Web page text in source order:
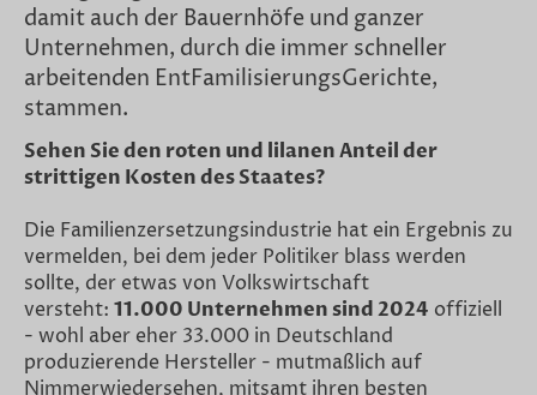
damit auch der Bauernhöfe und ganzer
Unternehmen, durch die immer schneller
arbeitenden EntFamilisierungsGerichte,
stammen.
Sehen Sie den roten und lilanen Anteil der
strittigen Kosten des Staates?
Die Familienzersetzungsindustrie hat ein Ergebnis zu
vermelden, bei dem jeder Politiker blass werden
sollte, der etwas von Volkswirtschaft
versteht: 11.000 Unternehmen sind 2024 offiziell
- wohl aber eher 33.000 in Deutschland
produzierende Hersteller - mutmaßlich auf
Nimmerwiedersehen, mitsamt ihren besten